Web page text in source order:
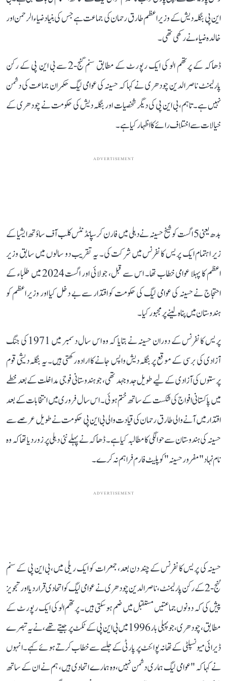
این پی بنگلہ دیش کے وزیر اعظم طارق رحمان کی جماعت ہے جس کی بنیاد ضیاء الرحمن اور
خالدہ ضیاء نے رکھی تھی۔
ڈھاکہ کے پرتھم الو کی ایک رپورٹ کے مطابق سنم گنج-2 سے بی این پی کے رکن
پارلیمنٹ ناصر الدین چودھری نے کہا کہ حسینہ کی عوامی لیگ حکمران جماعت کی دشمن
نہیں ہے۔ تاہم، بی این پی کی دیگر شخصیات اور بنگلہ دیش کی حکومت نے چودھری کے
خیالات سے اختلاف رائے کا اظہار کیا ہے۔
ADVERTISEMENT
بدھ یعنی 5 اگست کو شیخ حسینہ نے دہلی میں فارن کرسپانڈنٹس کلب آف ساؤتھ ایشیا کے
زیر اہتمام ایک پریس کانفرنس میں شرکت کی۔ یہ تقریب دو سالوں میں سابق وزیر
اعظم کا پہلا عوامی خطاب تھا۔ اس سے قبل، جولائی اور اگست 2024 میں طلباء کے
احتجاج نے حسینہ کی عوامی لیگ کی حکومت کو اقتدار سے بے دخل کیا اور وزیر اعظم کو
ہندوستان میں پناہ لینے پر مجبور کیا۔
پریس کانفرنس کے دوران حسینہ نے بتایا کہ وہ اس سال دسمبر میں 1971 کی جنگ
آزادی کی برسی کے موقع پر بنگلہ دیش واپس جانے کا ارادہ رکھتی ہیں۔ یہ بنگلہ دیشی قوم
پرستوں کی آزادی کے لیے طویل جدوجہد تھی، جو ہندوستانی فوجی مداخلت کے بعد خطے
میں پاکستانی افواج کی شکست کے ساتھ ختم ہوئی۔ اس سال فروری میں انتخابات کے بعد
اقتدار میں آنے والی طارق رحمان کی قیادت والی بی این پی حکومت نے طویل عرصے سے
حسینہ کی ہندوستان سے حوالگی کا مطالبہ کیا ہے۔ ڈھاکہ نے پہلے نئی دہلی پر زور دیا تھا کہ وہ
نام نہاد "مفرور حسینہ" کو پلیٹ فارم فراہم نہ کرے۔
ADVERTISEMENT
حسینہ کی پریس کانفرنس کے چند دن بعد، جمعرات کو ایک ریلی میں، بی این پی کے سنم
گنج-2 کے رکن پارلیمنٹ، ناصر الدین چودھری نے عوامی لیگ کو اتحادی قرار دیا اور تجویز
پیش کی کہ دونوں جماعتیں مستقبل میں ضم ہو سکتی ہیں۔ پرتھم الو کی ایک رپورٹ کے
مطابق، چودھری، جو پہلی بار 1996 میں بی این پی کے ٹکٹ پر جیتے تھے، نے یہ تبصرے
ڈیرائی میونسپلٹی کے تھانہ پوائنٹ پر پارٹی کے جلسے سے خطاب کرتے ہوئے کہے۔ انہوں
نے کہا کہ "عوامی لیگ ہماری دشمن نہیں، وہ ہمارے اتحادی ہیں، ہم نے ان کے ساتھ